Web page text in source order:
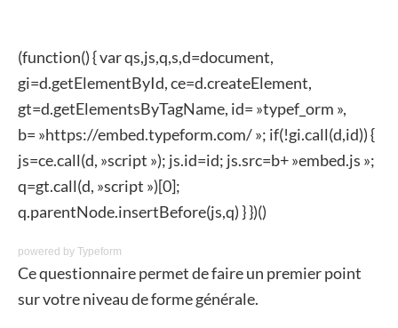
(function() { var qs,js,q,s,d=document,
gi=d.getElementById, ce=d.createElement,
gt=d.getElementsByTagName, id= »typef_orm »,
b= »https://embed.typeform.com/ »; if(!gi.call(d,id)) {
js=ce.call(d, »script »); js.id=id; js.src=b+ »embed.js »;
q=gt.call(d, »script »)[0];
q.parentNode.insertBefore(js,q) } })()
powered by Typeform
Ce questionnaire permet de faire un premier point
sur votre niveau de forme générale.